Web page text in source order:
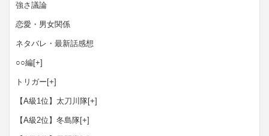
強さ議論
恋愛・男女関係
ネタバレ・最新話感想
○○編[+]
トリガー [+]
【A級1位】太刀川隊[+]
【A級2位】冬島隊[+]